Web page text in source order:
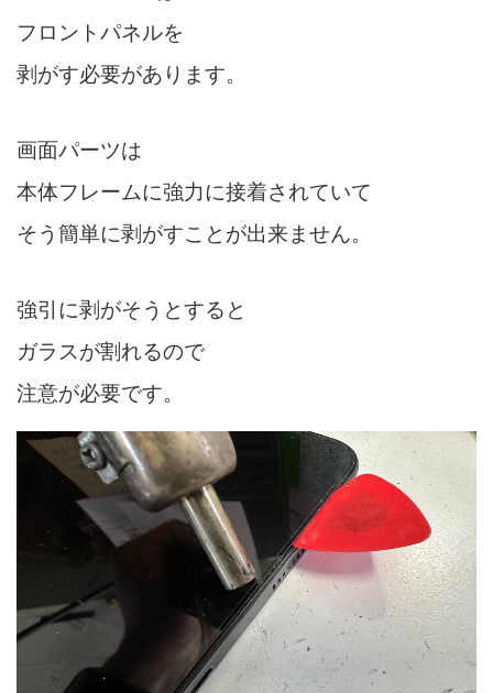
フロントパネルを
剥がす必要があります。
画面パーツは
本体フレームに強力に接着されていて
そう簡単に剥がすことが出来ません。
強引に剥がそうとすると
ガラスが割れるので
注意が必要です。